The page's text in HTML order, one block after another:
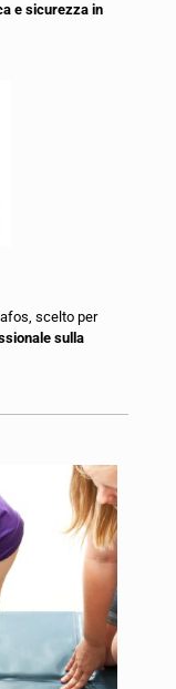
e sicurezza in
scelto per
sulla